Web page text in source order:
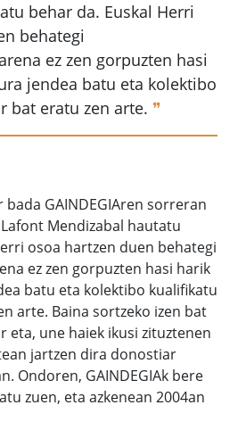
behar da. Euskal Herri
behategi
ez zen gorpuzten hasi
jendea batu eta kolektibo
bat eratu zen arte. ❞
GAINDEGIAren sorreran
Mendizabal hautatu
osoa hartzen duen behategi
ez zen gorpuzten hasi harik
batu eta kolektibo kualifikatu
arte. Baina sortzeko izen bat
eta, une haiek ikusi zituztenen
jartzen dira donostiar
Ondoren, GAINDEGIAk bere
zuen, eta azkenean 2004an